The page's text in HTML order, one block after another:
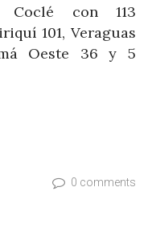
Coclé con 113
101, Veraguas
Oeste 36 y 5
0 comments